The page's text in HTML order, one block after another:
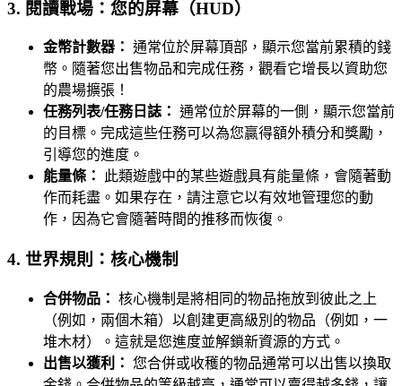
3. 閱讀戰場：您的屏幕（HUD）
金幣計數器： 通常位於屏幕頂部，顯示您當前累積的錢
幣。隨著您出售物品和完成任務，觀看它增長以資助您
的農場擴張！
任務列表/任務日誌： 通常位於屏幕的一側，顯示您當前
的目標。完成這些任務可以為您贏得額外積分和獎勵，
引導您的進度。
能量條：
此類遊戲中的某些遊戲具有能量條，會隨著動
作而耗盡。如果存在，請注意它以有效地管理您的動
作，因為它會隨著時間的推移而恢復。
4. 世界規則：核心機制
合併物品： 核心機制是將相同的物品拖放到彼此之上
（例如，兩個木箱）以創建更高級別的物品（例如，一
堆木材）。這就是您進度並解鎖新資源的方式。
出售以獲利： 您合併或收穫的物品通常可以出售以換取